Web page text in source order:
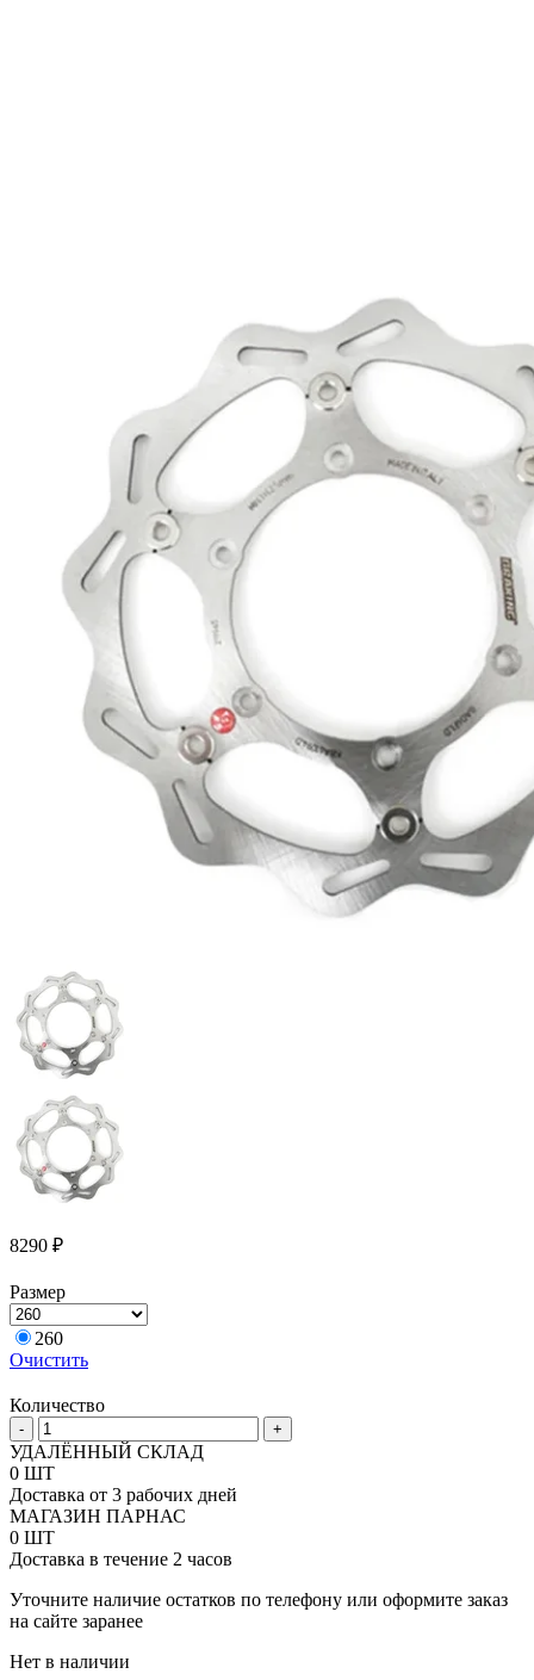
8290 ₽
Размер
260
Очистить
Количество
-
Количество
товара
Передний
тормозной
диск
W-
Flo
под
мотоциклы
+
УДАЛЁННЫЙ СКЛАД
0 ШТ
Доставка от 3 рабочих дней
МАГАЗИН ПАРНАС
0 ШТ
Доставка в течение 2 часов
Уточните наличие остатков по телефону или оформите заказ
на сайте заранее
Нет в наличии